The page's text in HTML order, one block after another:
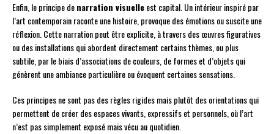
Enfin, le principe denarration visuelleest capital. Un intérieur inspiré par
l’art contemporain raconte une histoire, provoque des émotions ou suscite une
réflexion. Cette narration peut être explicite, à travers des œuvres figuratives
ou des installations qui abordent directement certains thèmes, ou plus
subtile, par le biais d’associations de couleurs, de formes et d’objets qui
génèrent une ambiance particulière ou évoquent certaines sensations.
Ces principes ne sont pas des règles rigides mais plutôt des orientations qui
permettent de créer des espaces vivants, expressifs et personnels, où l’art
n’est pas simplement exposé mais vécu au quotidien.